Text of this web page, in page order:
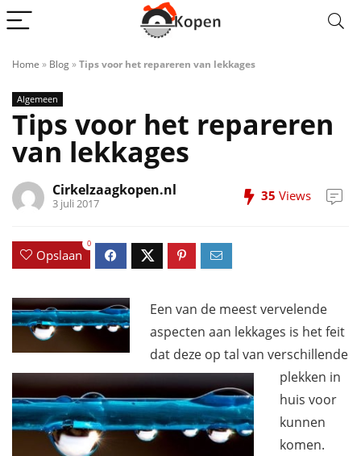
Home » Blog»Tips voor het repareren van lekkages
Algemeen
Tips voor het repareren
van lekkages
Cirkelzaagkopen.nl
3 juli 2017 35 Views
Opslaan
0
Een van de meest vervelende
aspecten aan lekkages is het feit
dat deze op tal van verschillende
plekken in
huis voor
kunnen
komen.